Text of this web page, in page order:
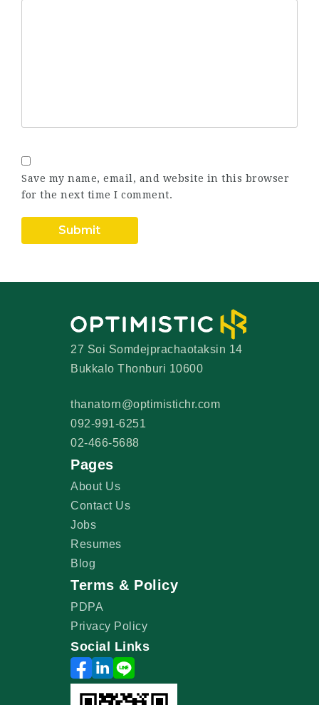
Save my name, email, and website in this browser
for the next time I comment.
27 Soi Somdejprachaotaksin 14
Bukkalo Thonburi 10600
thanatorn@optimistichr.com
092-991-6251
02-466-5688
Pages
About Us
Contact Us
Jobs
Resumes
Blog
Terms & Policy
PDPA
Privacy Policy
Social Links